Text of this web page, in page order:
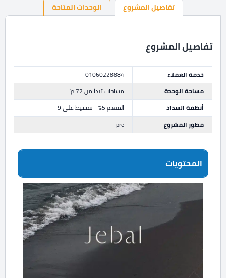
تفاصيل المشروع الوحدات المتاحة
تفاصيل المشروع
خدمة العملاء
01060228884
مساحة الوحدة
مساحات تبدأ من 72 م²
أنظمة السداد
المقدم 5% - تقسيط على 9
مطور المشروع
pre
المحتويات